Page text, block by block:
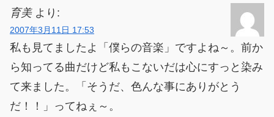
育美 より:
2007年3月11日 17:53
私も見てましたよ「僕らの音楽」ですよね～。前か
ら知ってる曲だけど私もこないだは心にすっと染み
て来ました。「そうだ、色んな事にありがとう
だ！！」ってねぇ～。